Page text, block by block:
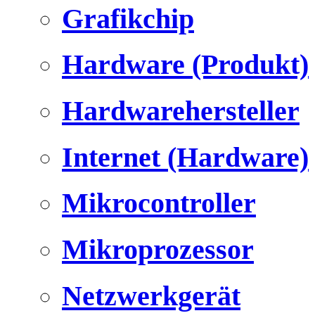
Grafikchip
Hardware (Produkt)
Hardwarehersteller
Internet (Hardware)
Mikrocontroller
Mikroprozessor
Netzwerkgerät